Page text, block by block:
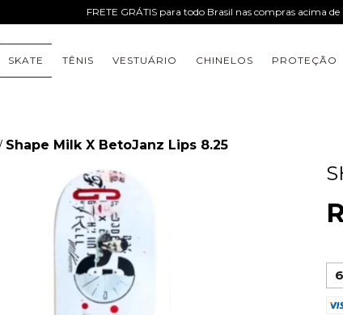
FRETE GRÁTIS para todo Brasil nas compras acima de
SKATE TÊNIS VESTUÁRIO CHINELOS PROTEÇÃO
Shape Milk X BetoJanz Lips 8.25
6